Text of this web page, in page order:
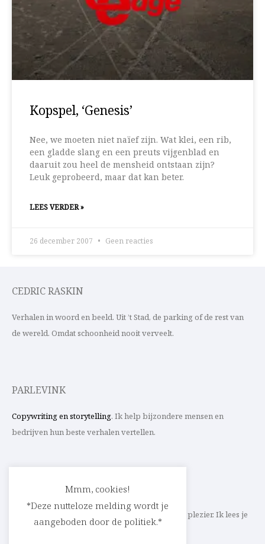
Kopspel, ‘Genesis’
Nee, we moeten niet naïef zijn. Wat klei, een rib,
een gladde slang en een preuts vijgenblad en
daaruit zou heel de mensheid ontstaan zijn?
Leuk geprobeerd, maar dat kan beter.
LEES VERDER »
26 december 2007 Geen reacties
CEDRIC RASKIN
Verhalen in woord en beeld. Uit ’t Stad, de parking of de rest van
de wereld. Omdat schoonheid nooit verveelt.
PARLEVINK
Copywriting en storytelling. Ik help bijzondere mensen en
bedrijven hun beste verhalen vertellen.
Schrijf ik straks mee aan jouw verhaal? Met veel plezier. Ik lees je
heel graag op
cedric@parlevink.be
Mmm, cookies!
*Deze nutteloze melding wordt je
aangeboden door de politiek.*